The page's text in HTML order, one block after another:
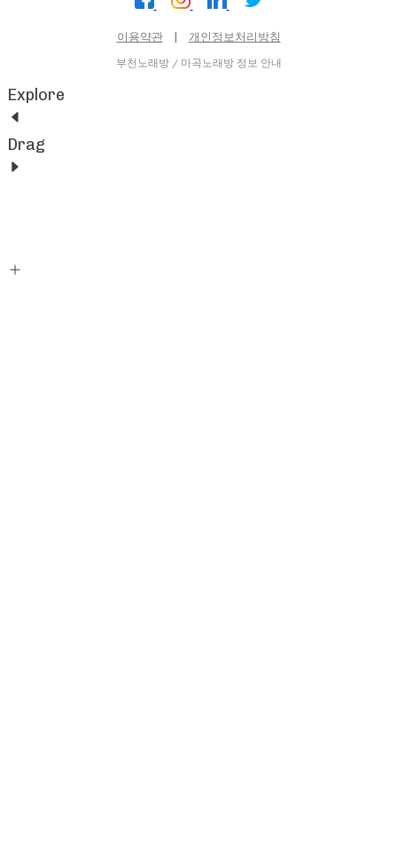
이용약관 | 개인정보처리방침
부천노래방 / 마곡노래방 정보 안내
Explore
Drag